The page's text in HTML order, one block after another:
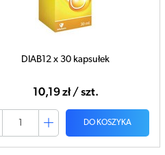
DIAB12 x 30 kapsułek
10,19 zł / szt.
DO KOSZYKA